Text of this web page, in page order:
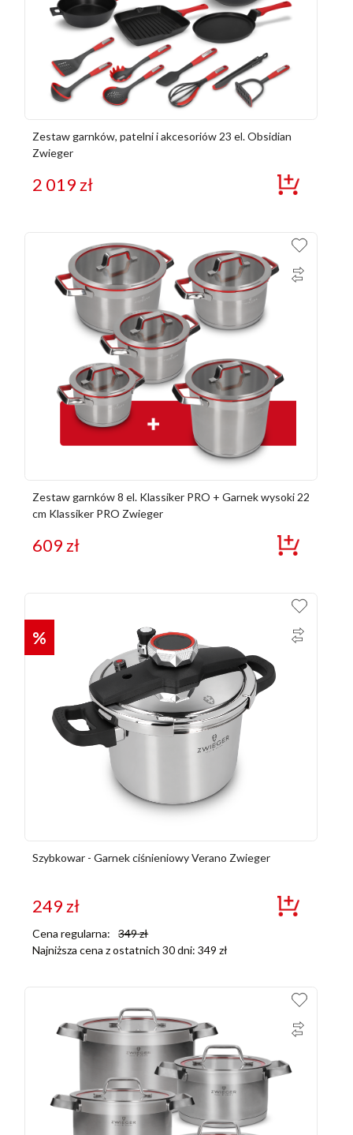
Zestaw garnków, patelni i akcesoriów 23 el. Obsidian
Zwieger
2 019zł
Zestaw garnków 8 el. Klassiker PRO + Garnek wysoki 22
cm Klassiker PRO Zwieger
609zł
%
Szybkowar - Garnek ciśnieniowy Verano Zwieger
249zł
Cena regularna: 349zł
Najniższa cena z ostatnich 30 dni:349 zł